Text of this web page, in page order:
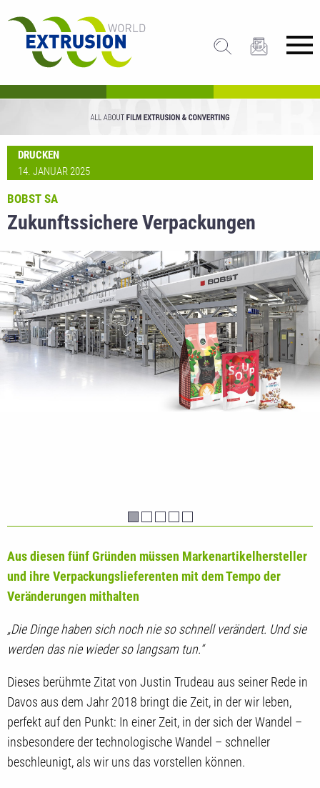
DRUCKEN
14. JANUAR 2025
Zukunftssichere Verpackungen
BOBST SA
Aus diesen fünf Gründen müssen Markenartikelhersteller
und ihre Verpackungslieferenten mit dem Tempo der
Veränderungen mithalten
„Die Dinge haben sich noch nie so schnell verändert. Und sie
werden das nie wieder so langsam tun.“
Dieses berühmte Zitat von Justin Trudeau aus seiner Rede in
Davos aus dem Jahr 2018 bringt die Zeit, in der wir leben,
perfekt auf den Punkt: In einer Zeit, in der sich der Wandel –
insbesondere der technologische Wandel – schneller
beschleunigt, als wir uns das vorstellen können.